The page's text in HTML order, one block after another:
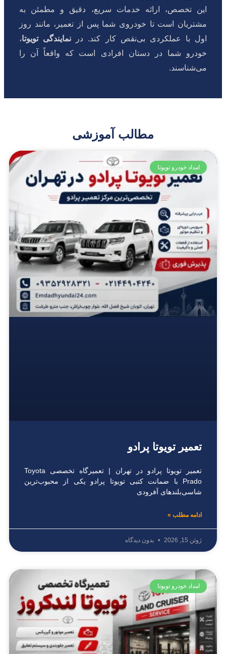
این تخصص، ارائه خدمات سریع، دقیق و مطمئن به
مشتریان است تا خودروی شما پس از تعمیر، مانند روز
اول با عملکردی بی‌نقص کار کند. در نمایندگی تویوتا،
خودرو شما در دستان افرادی است که واقعاً آن را
می‌شناسند.
مطالب آموزشی
امداد خودرو تویوتا
تعمیر تویوتا پرادو
تعمیر تویوتا پرادو در تهران | تعمیرگاه تخصصی Toyota
Prado با ضمانت کتبی تویوتا پرادو یکی از محبوب‌ترین
شاسی‌بلندهای آفرودی
ادامه مطلب »
ژوئن 15, 2026 بدون دیدگاه
امداد خودرو تویوتا